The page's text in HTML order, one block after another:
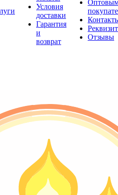
Условия
доставки
Гарантия
и
возврат
Отзывы